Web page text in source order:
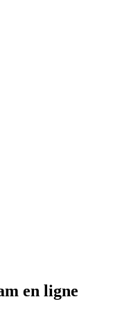
en ligne